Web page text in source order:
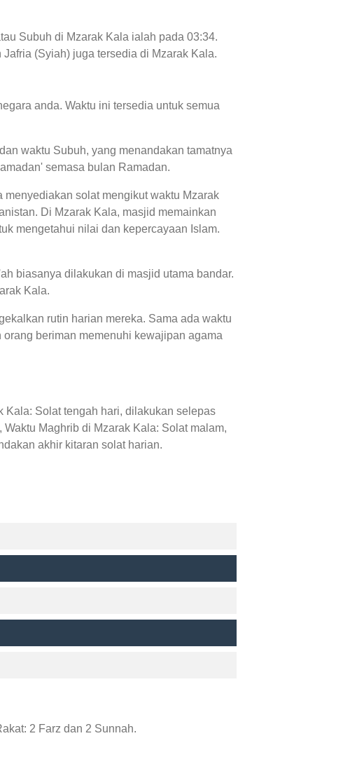
Subuh di Mzarak Kala ialah pada 03:34.
(Syiah) juga tersedia di Mzarak Kala.
anda. Waktu ini tersedia untuk semua
waktu Subuh, yang menandakan tamatnya
semasa bulan Ramadan.
solat mengikut waktu Mzarak
Di Mzarak Kala, masjid memainkan
mengetahui nilai dan kepercayaan Islam.
biasanya dilakukan di masjid utama bandar.
Kala.
rutin harian mereka. Sama ada waktu
beriman memenuhi kewajipan agama
Kala: Solat tengah hari, dilakukan selepas
Maghrib di Mzarak Kala: Solat malam,
akhir kitaran solat harian.
2 Farz dan 2 Sunnah.